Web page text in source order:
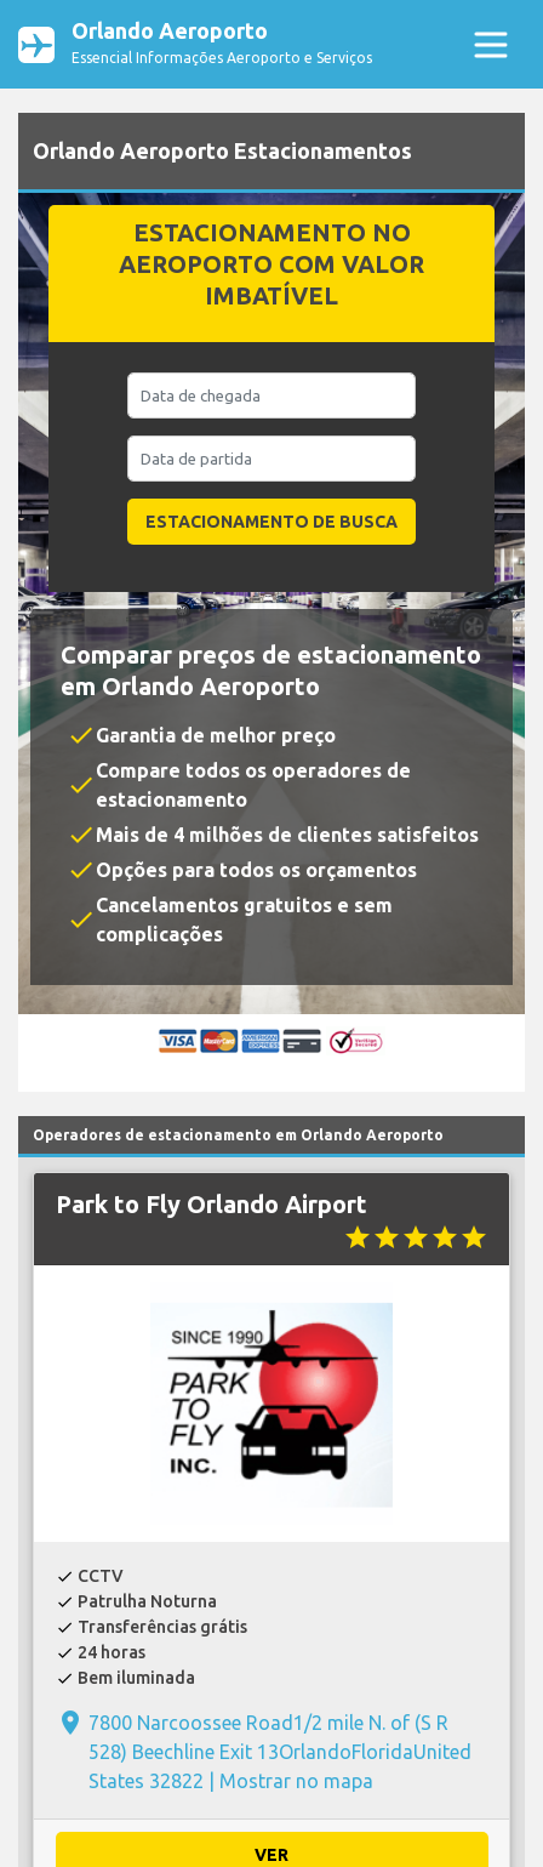
Orlando Aeroporto
Essencial Informações Aeroporto e Serviços
Orlando Aeroporto Estacionamentos
ESTACIONAMENTO NO
AEROPORTO COM VALOR
IMBATÍVEL
Comparar preços de estacionamento
em Orlando Aeroporto
check Garantia de melhor preço
check Compare todos os operadores de
estacionamento
check Mais de 4 milhões de clientes satisfeitos
check Opções para todos os orçamentos
check Cancelamentos gratuitos e sem
complicações
Operadores de estacionamento em Orlando Aeroporto
Park to Fly Orlando Airport
starstarstarstarstar
check CCTV
check Patrulha Noturna
check Transferências grátis
check 24 horas
check Bem iluminada
place 7800 Narcoossee Road1/2 mile N. of (S R
528) Beechline Exit 13OrlandoFloridaUnited
States 32822 | Mostrar no mapa
VER